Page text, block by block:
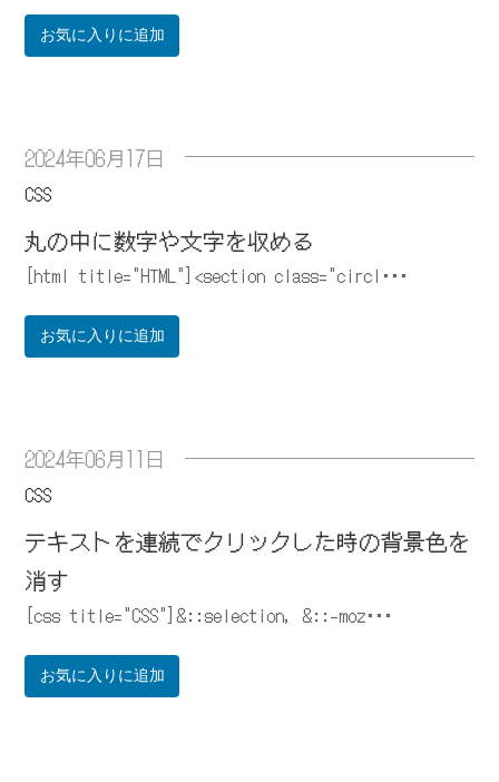
お気に入りに追加
2024年06月17日
CSS
丸の中に数字や文字を収める
[html title="HTML"]<section class="circl･･･
お気に入りに追加
2024年06月11日
CSS
テキストを連続でクリックした時の背景色を
消す
[css title="CSS"]&::selection, &::-moz･･･
お気に入りに追加